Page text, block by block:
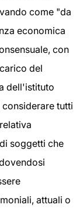
come "da
economica
con
del
dell'istituto
tutti
soggetti che
attuali o